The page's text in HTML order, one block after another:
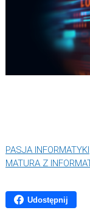
PASJA INFORMATYKI
MATURA Z
Udostępnij